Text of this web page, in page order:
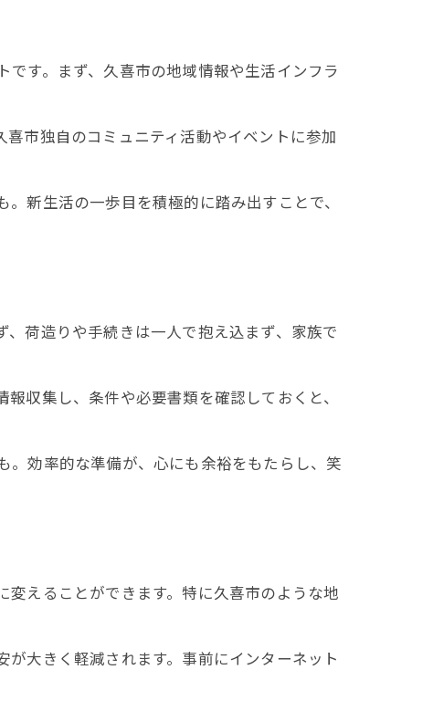
す。まず、久喜市の地域情報や生活インフラ
市独自のコミュニティ活動やイベントに参加
新生活の一歩目を積極的に踏み出すことで、
荷造りや手続きは一人で抱え込まず、家族で
収集し、条件や必要書類を確認しておくと、
。効率的な準備が、心にも余裕をもたらし、笑
えることができます。特に久喜市のような地
大きく軽減されます。事前にインターネット